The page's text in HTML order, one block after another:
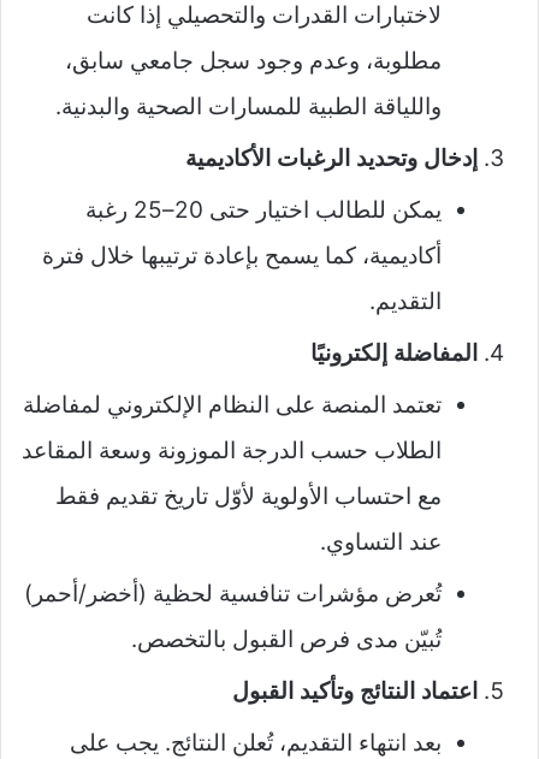
لاختبارات القدرات والتحصيلي إذا كانت
مطلوبة، وعدم وجود سجل جامعي سابق،
واللياقة الطبية للمسارات الصحية والبدنية.
إدخال وتحديد الرغبات الأكاديمية
يمكن للطالب اختيار حتى 20–25 رغبة
أكاديمية، كما يسمح بإعادة ترتيبها خلال فترة
التقديم.
المفاضلة إلكترونيًا
تعتمد المنصة على النظام الإلكتروني لمفاضلة
الطلاب حسب الدرجة الموزونة وسعة المقاعد
مع احتساب الأولوية لأوّل تاريخ تقديم فقط
عند التساوي.
تُعرض مؤشرات تنافسية لحظية (أخضر/أحمر)
تُبيّن مدى فرص القبول بالتخصص.
اعتماد النتائج وتأكيد القبول
بعد انتهاء التقديم، تُعلن النتائج. يجب على